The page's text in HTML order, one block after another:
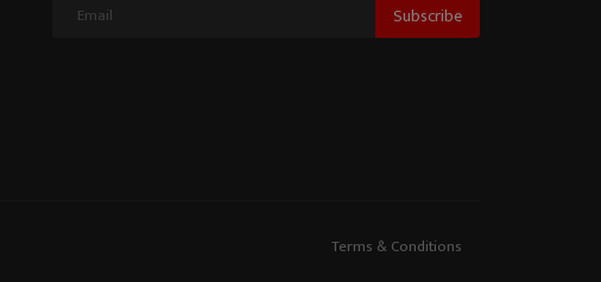
Subscribe
Terms & Conditions